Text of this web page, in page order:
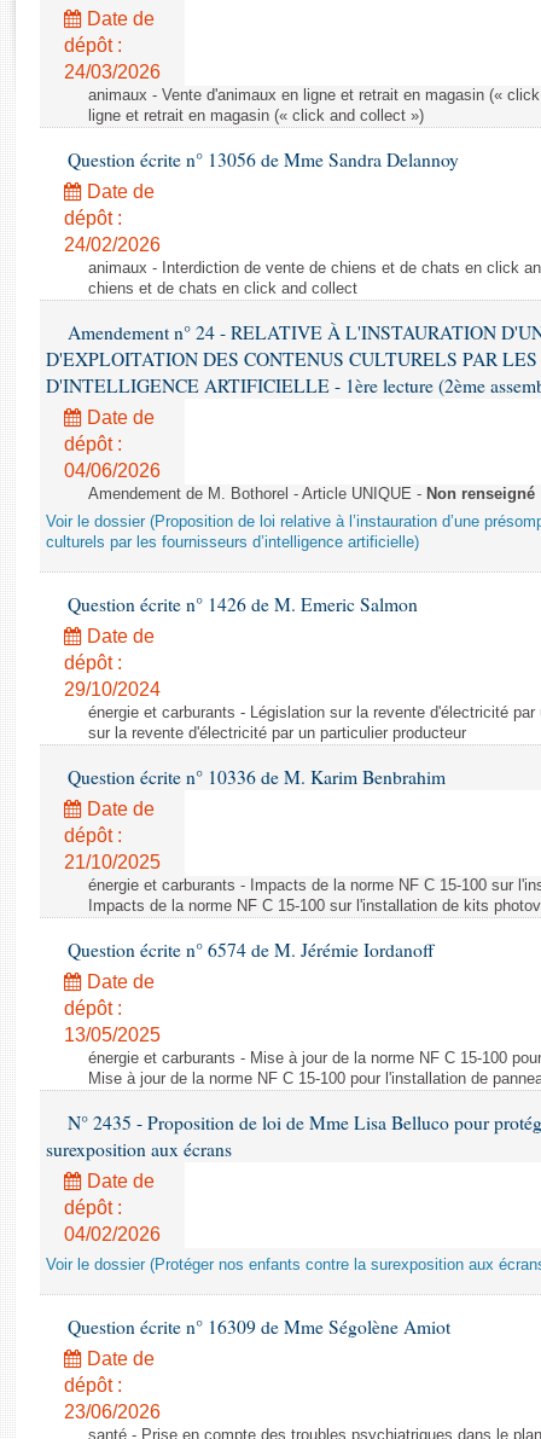
Rapports législatifs
Rapports sur l'application des lois
Baromètre de l’application des lois
Dossiers législatifs
Budget et sécurité sociale
Questions écrites et orales
Comptes rendus des débats
Date de
dépôt :
24/03/2026
animaux - Vente d'animaux en ligne et retrait en magasin («
ligne et retrait en magasin (« click and collect »)
Question écrite n° 13056 de Mme Sandra Delannoy
Date de
dépôt :
24/02/2026
animaux - Interdiction de vente de chiens et de chats en click
chiens et de chats en click and collect
Amendement n° 24 - RELATIVE À L'INSTAURATION
D'EXPLOITATION DES CONTENUS CULTURELS PAR LES
D'INTELLIGENCE ARTIFICIELLE - 1ère lecture (2ème
Date de
dépôt :
04/06/2026
Amendement de M. Bothorel - Article UNIQUE - Non renseigné
Voir le dossier (Proposition de loi relative à l’instauration d’une
culturels par les fournisseurs d’intelligence artificielle)
Question écrite n° 1426 de M. Emeric Salmon
Date de
dépôt :
29/10/2024
énergie et carburants - Législation sur la revente d'électricité
sur la revente d'électricité par un particulier producteur
Question écrite n° 10336 de M. Karim Benbrahim
Date de
dépôt :
21/10/2025
énergie et carburants - Impacts de la norme NF C 15-100 sur
Impacts de la norme NF C 15-100 sur l'installation de kits
Question écrite n° 6574 de M. Jérémie Iordanoff
Date de
dépôt :
13/05/2025
énergie et carburants - Mise à jour de la norme NF C 15-100
Mise à jour de la norme NF C 15-100 pour l'installation de
N° 2435 - Proposition de loi de Mme Lisa Belluco pour
surexposition aux écrans
Date de
dépôt :
04/02/2026
Voir le dossier (Protéger nos enfants contre la surexposition aux
Question écrite n° 16309 de Mme Ségolène Amiot
Date de
dépôt :
23/06/2026
santé - Prise en compte des troubles psychiatriques dans le